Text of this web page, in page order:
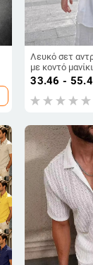
Λευκό σετ
με κοντό
και σορτς, Old
καλοκαίρι,
ελαφρύ
33.46 -